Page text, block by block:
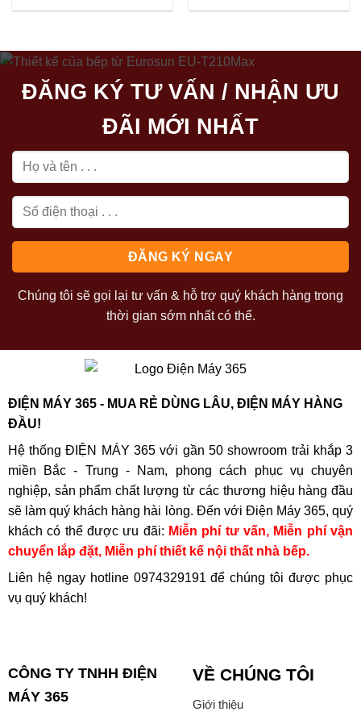
là:
tại
ĐĂNG KÝ TƯ VẤN / NHẬN ƯU
ĐÃI MỚI NHẤT
Chúng tôi sẽ gọi lại tư vấn & hỗ trợ quý khách hàng trong
thời gian sớm nhất có thể.
ĐIỆN MÁY 365 - MUA RẺ DÙNG LÂU, ĐIỆN MÁY HÀNG
ĐẦU!
Hệ thống ĐIỆN MÁY 365 với gần 50 showroom trải khắp 3
miền Bắc - Trung - Nam, phong cách phục vụ chuyên
nghiệp, sản phẩm chất lượng từ các thương hiệu hàng đầu
sẽ làm quý khách hàng hài lòng. Đến với Điện Máy 365, quý
khách có thể được ưu đãi: Miễn phí tư vấn, Miễn phí vận
chuyển lắp đặt, Miễn phí thiết kế nội thất nhà bếp.
Liên hệ ngay hotline 0974329191 để chúng tôi được phục
vụ quý khách!
CÔNG TY TNHH ĐIỆN
MÁY 365
VỀ CHÚNG TÔI
Giới thiệu